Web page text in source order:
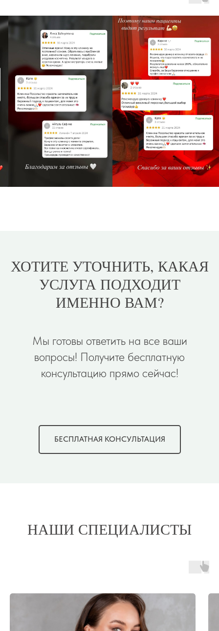
ХОТИТЕ УТОЧНИТЬ, КАКАЯ
УСЛУГА ПОДХОДИТ
ИМЕННО ВАМ?
Мы готовы ответить на все ваши
вопросы! Получите бесплатную
консультацию прямо сейчас!
БЕСПЛАТНАЯ КОНСУЛЬТАЦИЯ
НАШИ СПЕЦИАЛИСТЫ